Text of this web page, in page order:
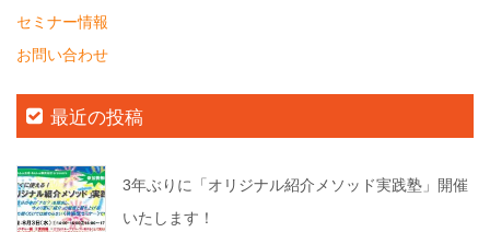
セミナー情報
お問い合わせ
最近の投稿
3年ぶりに「オリジナル紹介メソッド実践塾」開催
いたします！